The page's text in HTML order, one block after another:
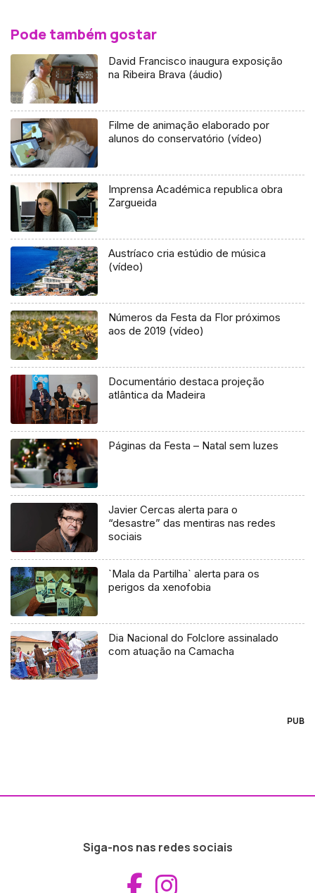
Pode também gostar
David Francisco inaugura exposição
na Ribeira Brava (áudio)
Filme de animação elaborado por
alunos do conservatório (vídeo)
Imprensa Académica republica obra
Zargueida
Austríaco cria estúdio de música
(vídeo)
Números da Festa da Flor próximos
aos de 2019 (vídeo)
Documentário destaca projeção
atlântica da Madeira
Páginas da Festa – Natal sem luzes
Javier Cercas alerta para o
“desastre” das mentiras nas redes
sociais
`Mala da Partilha` alerta para os
perigos da xenofobia
Dia Nacional do Folclore assinalado
com atuação na Camacha
PUB
Siga-nos nas redes sociais
Aceder ao